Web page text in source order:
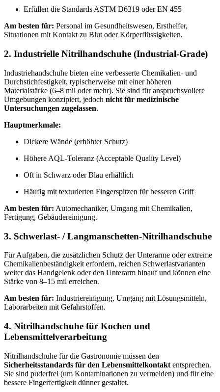
Erfüllen die Standards ASTM D6319 oder EN 455
Am besten für: Personal im Gesundheitswesen, Ersthelfer,
Situationen mit Kontakt zu Blut oder Körperflüssigkeiten.
2. Industrielle Nitrilhandschuhe (Industrial-Grade)
Industriehandschuhe bieten eine verbesserte Chemikalien- und
Durchstichfestigkeit, typischerweise mit einer höheren
Materialstärke (6–8 mil oder mehr). Sie sind für anspruchsvollere
Umgebungen konzipiert, jedoch nicht für medizinische
Untersuchungen zugelassen.
Hauptmerkmale:
Dickere Wände (erhöhter Schutz)
Höhere AQL-Toleranz (Acceptable Quality Level)
Oft in Schwarz oder Blau erhältlich
Häufig mit texturierten Fingerspitzen für besseren Griff
Am besten für: Automechaniker, Umgang mit Chemikalien,
Fertigung, Gebäudereinigung.
3. Schwerlast- / Langmanschetten-Nitrilhandschuhe
Für Aufgaben, die zusätzlichen Schutz der Unterarme oder extreme
Chemikalienbeständigkeit erfordern, reichen Schwerlastvarianten
weiter das Handgelenk oder den Unterarm hinauf und können eine
Stärke von 8–15 mil erreichen.
Am besten für: Industriereinigung, Umgang mit Lösungsmitteln,
Laborarbeiten mit Gefahrstoffen.
4. Nitrilhandschuhe für Kochen und
Lebensmittelverarbeitung
Nitrilhandschuhe für die Gastronomie müssen den
Sicherheitsstandards für den Lebensmittelkontakt entsprechen.
Sie sind puderfrei (um Kontaminationen zu vermeiden) und für eine
bessere Fingerfertigkeit dünner gestaltet.